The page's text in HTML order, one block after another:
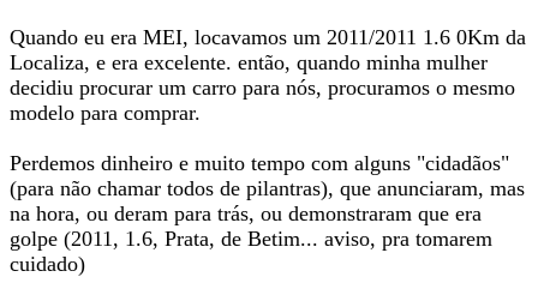
Quando eu era MEI, locavamos um 2011/2011 1.6 0Km da
Localiza, e era excelente. então, quando minha mulher
decidiu procurar um carro para nós, procuramos o mesmo
modelo para comprar.
Perdemos dinheiro e muito tempo com alguns "cidadãos"
(para não chamar todos de pilantras), que anunciaram, mas
na hora, ou deram para trás, ou demonstraram que era
golpe (2011, 1.6, Prata, de Betim... aviso, pra tomarem
cuidado)